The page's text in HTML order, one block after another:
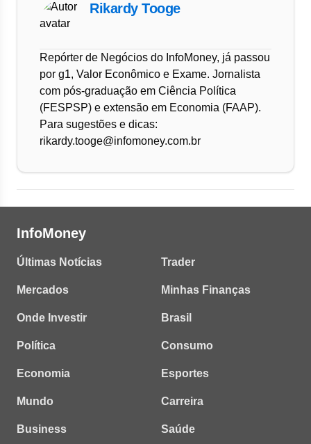
Rikardy Tooge
Repórter de Negócios do InfoMoney, já passou
por g1, Valor Econômico e Exame. Jornalista
com pós-graduação em Ciência Política
(FESPSP) e extensão em Economia (FAAP).
Para sugestões e dicas:
rikardy.tooge@infomoney.com.br
InfoMoney
Últimas Notícias
Mercados
Onde Investir
Política
Economia
Mundo
Business
Trader
Minhas Finanças
Brasil
Consumo
Esportes
Carreira
Saúde